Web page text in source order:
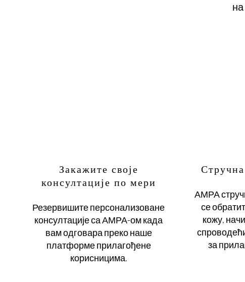
Закажите своје
консултације по мери
Резервишите персонализоване
консултације са АМРА-ом када
вам одговара преко наше
платформе прилагођене
корисницима.
АМРА
се
кожу,
за